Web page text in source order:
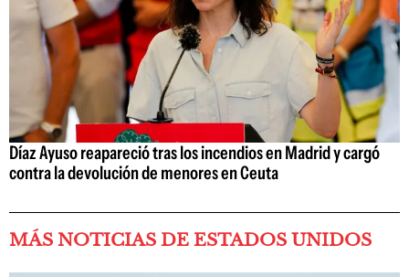
Díaz Ayuso reapareció tras los incendios en Madrid y cargó
contra la devolución de menores en Ceuta
MÁS NOTICIAS DE ESTADOS UNIDOS